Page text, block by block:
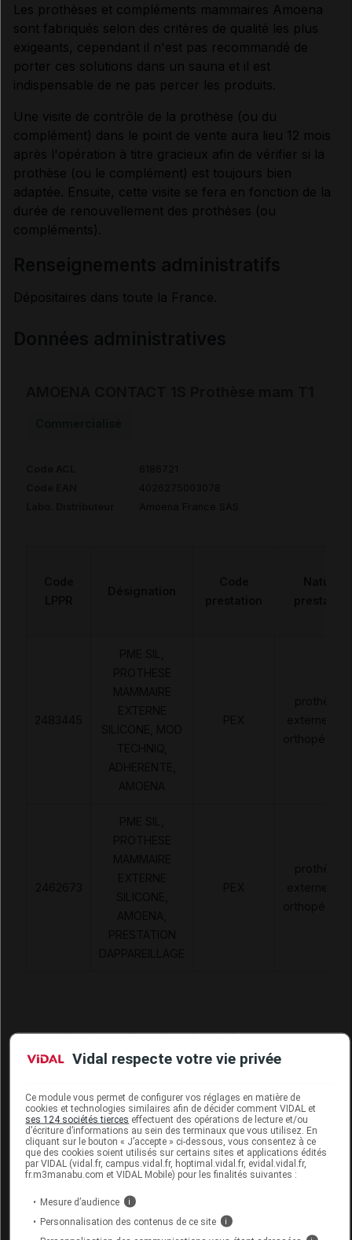
Les prothèses et compléments mammaires Amoena
sont fabriqués selon des critères de qualité les plus
exigeants, cependant il n'est pas recommandé de
porter ces solutions dans un sauna et il est
indispensable de ne pas percer les produits.
Une visite de contrôle de la prothèse (ou du
complément) dans le point de vente aura lieu 12 mois
après l'opération à titre gracieux afin de vérifier si la
prothèse (ou le complément) est toujours bien
adaptée. Ensuite, cette visite se fera en fonction de la
durée de renouvellement des prothèses (ou
compléments).
Dépositaires dans toute la France.
AMOENA CONTACT 1S Prothèse mam
T10
Code ACL
6588359
Code EAN
4026275003160
Labo. Distributeur
Amoena France SAS
Vidal respecte votre vie privée
Ce module vous permet de configurer vos réglages en matière de
cookies et technologies similaires afin de décider comment VIDAL et
ses 124 sociétés tierces effectuent des opérations de lecture et/ou
d’écriture d’informations au sein des terminaux que vous utilisez. En
cliquant sur le bouton « J’accepte » ci-dessous, vous consentez à ce
que des cookies soient utilisés sur certains sites et applications édités
par VIDAL (vidal.fr, campus.vidal.fr, hoptimal.vidal.fr, evidal.vidal.fr,
fr.m3manabu.com et VIDAL Mobile) pour les finalités suivantes :
Mesure d’audience i
Personnalisation des contenus de ce site i